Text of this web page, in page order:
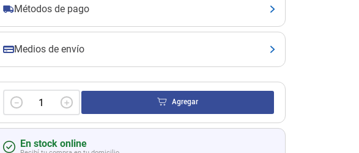
Métodos de pago
Medios de envío
＋
－ Agregar
En stock online